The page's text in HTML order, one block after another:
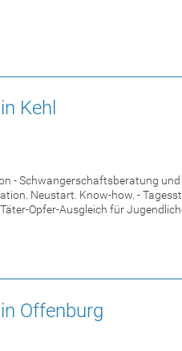
Kehl
- Schwangerschaftsberatung
Neustart. Know-how. -
Opfer-Ausgleich für
Offenburg